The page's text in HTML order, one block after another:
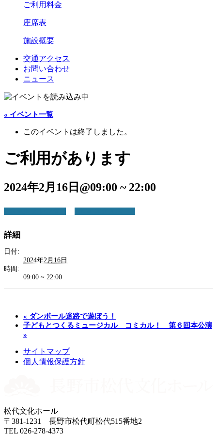
ご利用料金
座席表
施設概要
交通アクセス
お問い合わせ
ニュース
« イベント一覧
このイベントは終了しました。
ご利用があります
2024年2月16日@09:00 ~ 22:00
詳細
日付:
2024年2月16日
時間:
09:00 ~ 22:00
« ダンボール迷路で遊ぼう！
子どもとつくるミュージカル コミカル！ 第６回本公演
»
サイトマップ
個人情報保護方針
松代文化ホール
〒381-1231 長野市松代町松代515番地2
TEL 026-278-4373